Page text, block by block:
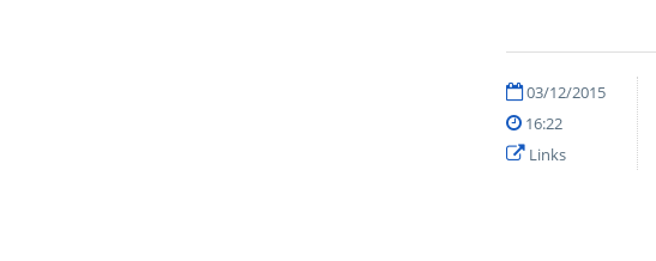
03/12/2015
16:22
Links